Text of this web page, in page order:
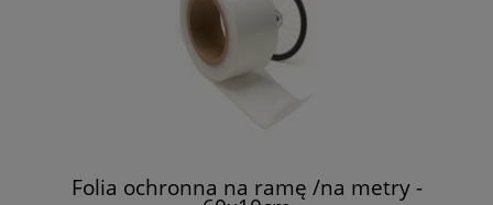
Folia ochronna na ramę /na metry -